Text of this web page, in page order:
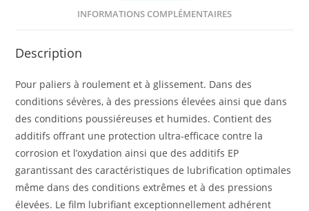
INFORMATIONS COMPLÉMENTAIRES
Description
Pour paliers à roulement et à glissement. Dans des
conditions sévères, à des pressions élevées ainsi que dans
des conditions poussiéreuses et humides. Contient des
additifs offrant une protection ultra-efficace contre la
corrosion et l’oxydation ainsi que des additifs EP
garantissant des caractéristiques de lubrification optimales
même dans des conditions extrêmes et à des pressions
élevées. Le film lubrifiant exceptionnellement adhérent